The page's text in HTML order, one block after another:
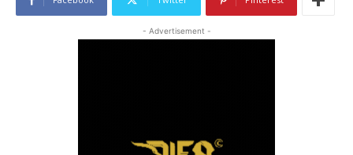
- Advertisement -